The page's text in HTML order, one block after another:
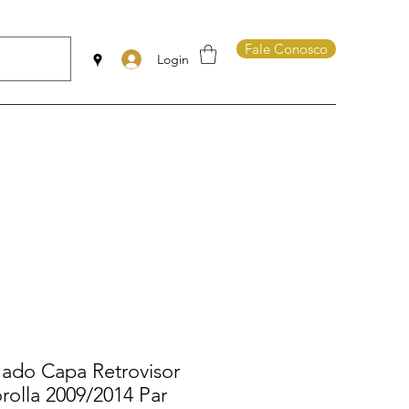
Login
Fale Conosco
Capa Retrovisor
2009/2014 Par